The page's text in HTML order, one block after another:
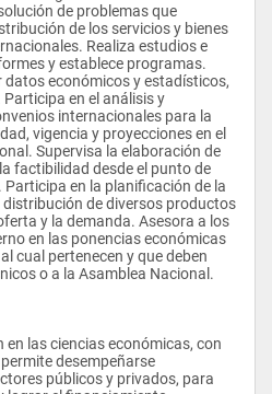
de problemas que
de los servicios y bienes
Realiza estudios e
y establece programas.
económicos y estadísticos,
en el análisis y
internacionales para la
vigencia y proyecciones en el
Supervisa la elaboración de
factibilidad desde el punto de
en la planificación de la
de diversos productos
y la demanda. Asesora a los
en las ponencias económicas
cual pertenecen y que deben
o a la Asamblea Nacional.
las ciencias económicas, con
desempeñarse
públicos y privados, para